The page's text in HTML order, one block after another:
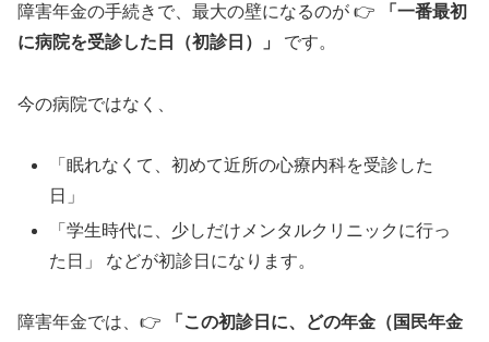
障害年金の手続きで、最大の壁になるのが 👉
「一番最初
に病院を受診した日（初診日）」
です。
今の病院ではなく、
「眠れなくて、初めて近所の心療内科を受診した
日」
「学生時代に、少しだけメンタルクリニックに行っ
た日」 などが初診日になります。
障害年金では、👉
「この初診日に、どの年金（国民年金